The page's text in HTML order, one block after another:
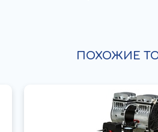
ПОХОЖИЕ